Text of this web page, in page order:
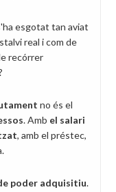
esgotat tan aviat
real i com de
recórrer
no és el
. Amb el salari
, amb el préstec,
poder adquisitiu.